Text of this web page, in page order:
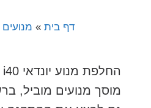
דף בית »
מוסך מנועים מוביל,